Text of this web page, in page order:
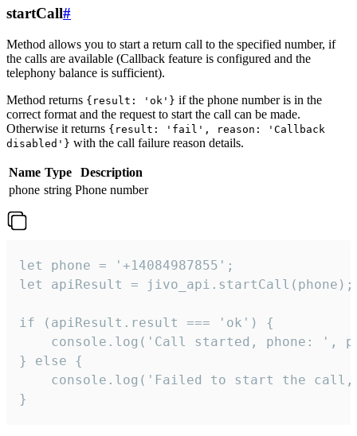
startCall#
Method allows you to start a return call to the specified number, if
the calls are available (Callback feature is configured and the
telephony balance is sufficient).
Method returns {result: 'ok'} if the phone number is in the
correct format and the request to start the call can be made.
Otherwise it returns {result: 'fail', reason: 'Callback
disabled'} with the call failure reason details.
Name Type
Description
phone string Phone number
let phone = '+14084987855';
let apiResult = jivo_api.startCall(phone);
if (apiResult.result === 'ok') {
console.log('Call started, phone: ',
} else {
console.log('Failed to start the
}